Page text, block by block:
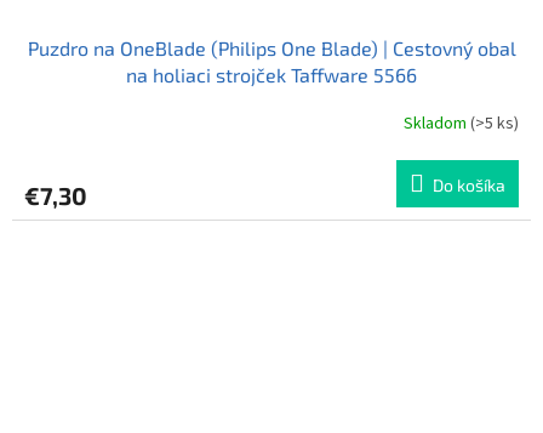
Puzdro na OneBlade (Philips One Blade) | Cestovný obal
na holiaci strojček Taffware 5566
Skladom (>5 ks)
€7,30 Do košíka